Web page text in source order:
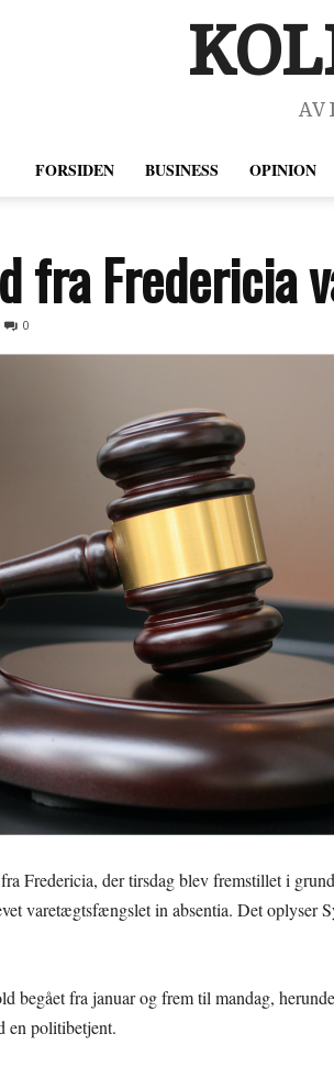
FORSIDEN BUSINESS OPINION
fra
0
Fredericia, der tirsdag blev fremstillet i
varetægtsfængslet in absentia. Det oplyser
begået fra januar og frem til mandag,
en politibetjent.